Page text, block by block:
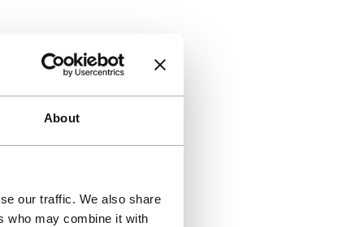
About
our traffic. We also share
who may combine it with